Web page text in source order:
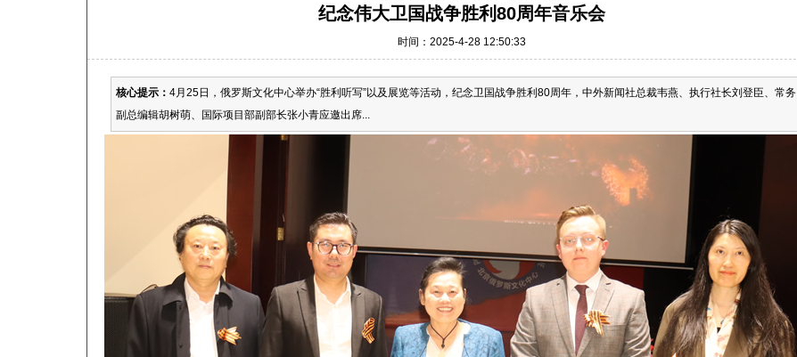
纪念伟大卫国战争胜利80周年音乐会
时间：2025-4-28 12:50:33
核心提示： 4月25日，俄罗斯文化中心举办“胜利听写”以及展览等活动，纪念卫国战争胜利80周年，中外新闻社总裁韦燕、执行社长刘登臣、常务
副总编辑胡树萌、国际项目部副部长张小青应邀出席...